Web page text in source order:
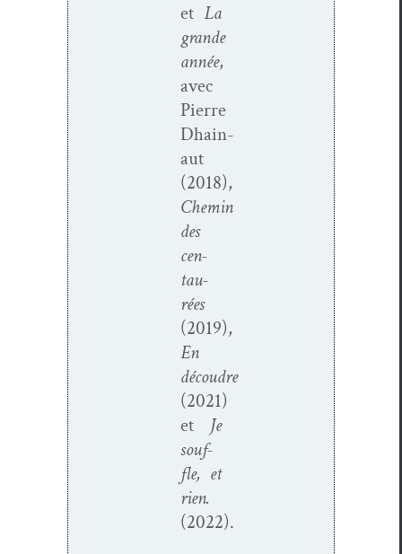
et La
grande
année,
avec
Pierre
Dhain­
aut
(2018),
Chemin
des
cen­
tau­
rées
(2019),
En
découdre
(2021)
et Je
souf­
fle, et
rien.
(2022).